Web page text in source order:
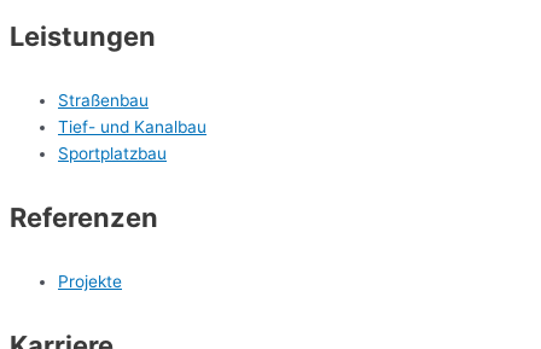
Leistungen
Straßenbau
Tief- und Kanalbau
Sportplatzbau
Referenzen
Projekte